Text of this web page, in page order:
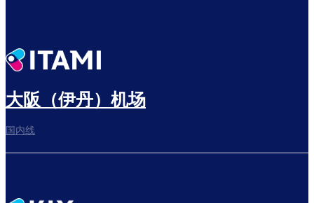
大阪（伊丹）机场
国内线